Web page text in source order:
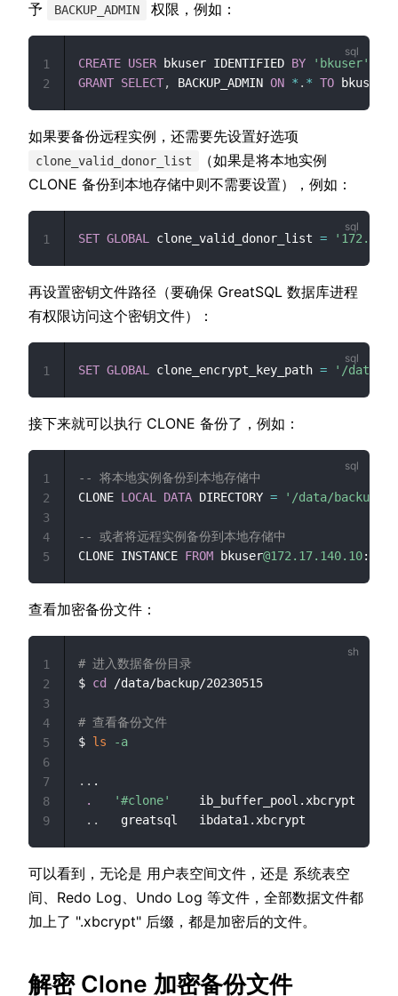
予
BACKUP_ADMIN 权限，例如：
CREATE USER bkuser IDENTIFIED BY 'bkuser'
GRANT SELECT, BACKUP_ADMIN ON * . * TO bkuser
1
2
如果要备份远程实例，还需要先设置好选项
clone_valid_donor_list
（如果是将本地实例
CLONE 备份到本地存储中则不需要设置），例如：
SET GLOBAL clone_valid_donor_list =
1
再设置密钥文件路径（要确保 GreatSQL 数据库进程
有权限访问这个密钥文件）：
SET GLOBAL clone_encrypt_key_path = '/data/
1
接下来就可以执行 CLONE 备份了，例如：
-- 将本地实例备份到本地存储中
CLONE LOCAL DATA DIRECTORY = '/data/backup/
-- 或者将远程实例备份到本地存储中
CLONE INSTANCE FROM bkuser@172.17.140.10:
1
2
3
4
5
查看加密备份文件：
# 进入数据备份目录
$ cd /data/backup/20230515
# 查看备份文件
$ ls -a
.. .
.
'#clone'
    ib_buffer_pool.xbcrypt
..
1
2
3
4
5
6
7
8
9
可以看到，无论是 用户表空间文件，还是 系统表空
间、Redo Log、Undo Log 等文件，全部数据文件都
加上了 ".xbcrypt" 后缀，都是加密后的文件。
解密 Clone 加密备份文件